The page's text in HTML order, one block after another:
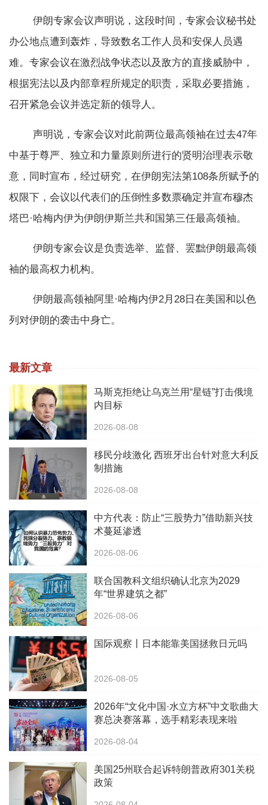
伊朗专家会议声明说，这段时间，专家会议秘书处
办公地点遭到轰炸，导致数名工作人员和安保人员遇
难。专家会议在激烈战争状态以及敌方的直接威胁中，
根据宪法以及内部章程所规定的职责，采取必要措施，
召开紧急会议并选定新的领导人。
声明说，专家会议对此前两位最高领袖在过去47年
中基于尊严、独立和力量原则所进行的贤明治理表示敬
意，同时宣布，经过研究，在伊朗宪法第108条所赋予的
权限下，会议以代表们的压倒性多数票确定并宣布穆杰
塔巴·哈梅内伊为伊朗伊斯兰共和国第三任最高领袖。
伊朗专家会议是负责选举、监督、罢黜伊朗最高领
袖的最高权力机构。
伊朗最高领袖阿里·哈梅内伊2月28日在美国和以色
列对伊朗的袭击中身亡。
最新文章
马斯克拒绝让乌克兰用“星链”打击俄境
内目标
2026-08-08
移民分歧激化 西班牙出台针对意大利反
制措施
2026-08-08
中方代表：防止“三股势力”借助新兴技
术蔓延渗透
2026-08-06
联合国教科文组织确认北京为2029
年“世界建筑之都”
2026-08-06
国际观察丨日本能靠美国拯救日元吗
2026-08-05
2026年“文化中国·水立方杯”中文歌曲大
赛总决赛落幕，选手精彩表现来啦
2026-08-04
美国25州联合起诉特朗普政府301关税
政策